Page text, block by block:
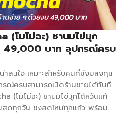
ราะขายดีสามารถวัตถุดิบแค่ครั้ง
ต้นทุนเพิ่มกำไร คืนทุนได้ไวใน 1 – 3
มนูให้เลือกหลากหลาย ไม่ว่าจะเป็น
ติต่างๆ กว่า 30 […]
(โมโม่ฉะ) ชานมไข่มุก
49,000 บาท อุปกรณ์ครบ
สนใจ เหมาะสำหรับคนที่มีงบลงทุน
ณ์ครบสามารถเปิดร้านชายได้ทันที
(โมโม่ฉะ) ชานมไข่มุกไต้หวันแท้
ดทุกวัน ชงสดใหม่ทุกแก้ว พร้อม